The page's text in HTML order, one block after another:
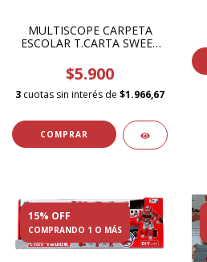
MULTISCOPE CARPETA
ESCOLAR T.CARTA SWEET
$5.900
3 cuotas sin interés de $1.966,67
15% OFF
COMPRANDO 1 O MÁS